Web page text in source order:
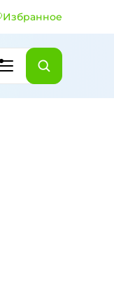
Избранное